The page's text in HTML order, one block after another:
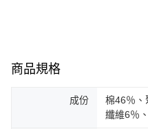
商品規格
成份
棉46％、
纖維6％